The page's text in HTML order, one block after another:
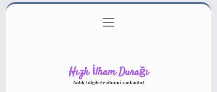
Gizlilik Politikası
menüyü
aç
Hızlı İlham Durağı
Anlık bilgilerle zihnini canlandır!